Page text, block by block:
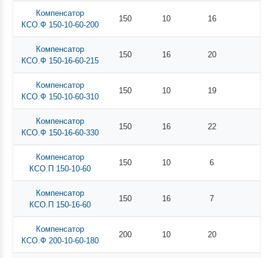
Компенсатор
КСО.Ф 150-10-60-200
150 10 16
Компенсатор
КСО.Ф 150-16-60-215
150 16 20
Компенсатор
КСО.Ф 150-10-60-310
150 10 19
Компенсатор
КСО.Ф 150-16-60-330
150 16 22
Компенсатор
КСО.П 150-10-60
150 10 6
Компенсатор
КСО.П 150-16-60
150 16 7
Компенсатор
КСО.Ф 200-10-60-180
200 10 20